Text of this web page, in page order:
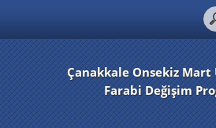
Çanakkale Onsekiz
Farabi Değişim